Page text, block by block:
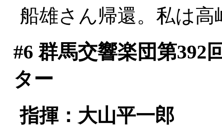
船雄さん帰還。私は
#6 群馬交響楽団第392
ター
指揮：大山平一郎